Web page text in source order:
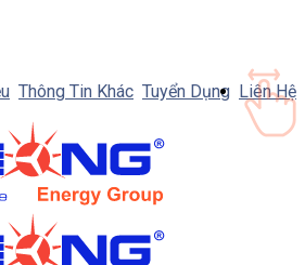
Thông Tin Khác Tuyển Dụng Liên Hệ